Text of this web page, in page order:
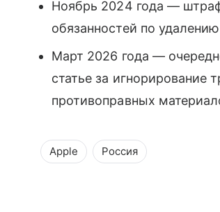
Ноябрь 2024 года —
обязанностей по
Март 2026 года —
статье за игнорирование
противоправных
Apple Россия